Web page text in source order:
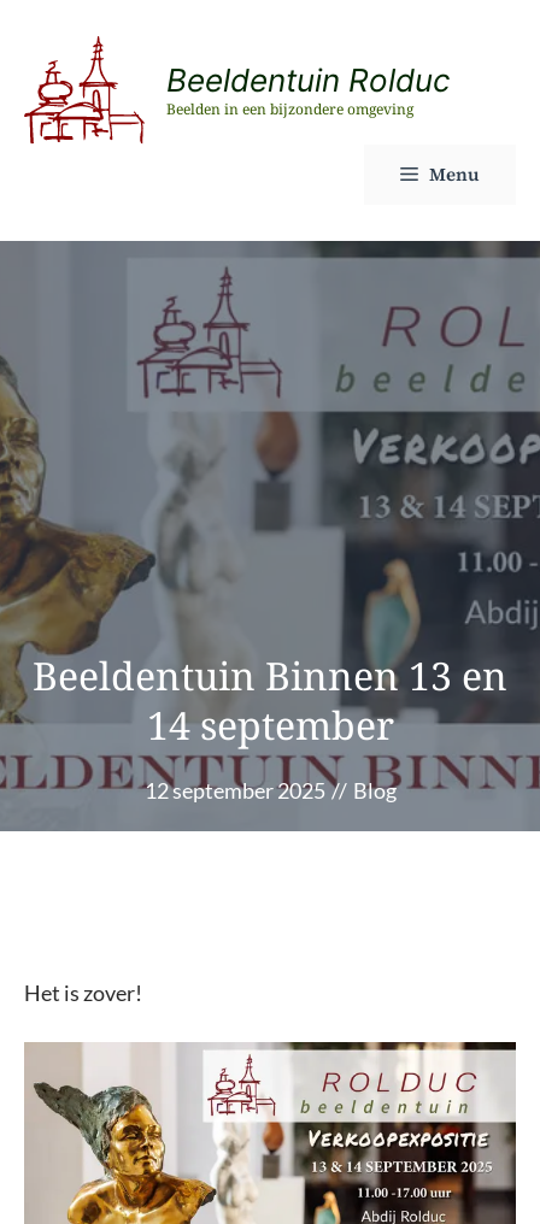
inhoud
Beeldentuin Rolduc
Beelden in een bijzondere omgeving
Menu
Beeldentuin Binnen 13 en
14 september
12 september 2025 // Blog
Het is zover!